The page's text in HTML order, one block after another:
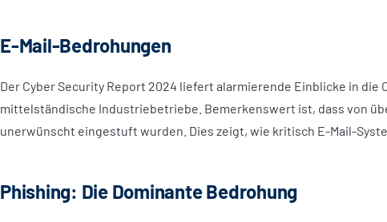
E-Mail-Bedrohungen
Der Cyber Security Report 2024 liefert alarmierende Einblicke in
mittelständische Industriebetriebe. Bemerkenswert ist, dass von
unerwünscht eingestuft wurden. Dies zeigt, wie kritisch E-Mail-
Phishing: Die Dominante Bedrohung